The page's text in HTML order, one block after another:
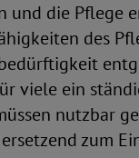
und die Pflege
des
viele ein
nutzbar
zum